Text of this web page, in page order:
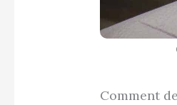
Comment